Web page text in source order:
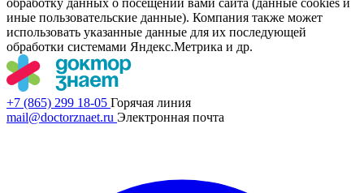
обработку данных о посещении вами сайта (данные cookies и
иные пользовательские данные). Компания также может
использовать указанные данные для их последующей
обработки системами Яндекс.Метрика и др.
+7 (865) 299 18-05 Горячая линия
mail@doctorznaet.ru Электронная почта